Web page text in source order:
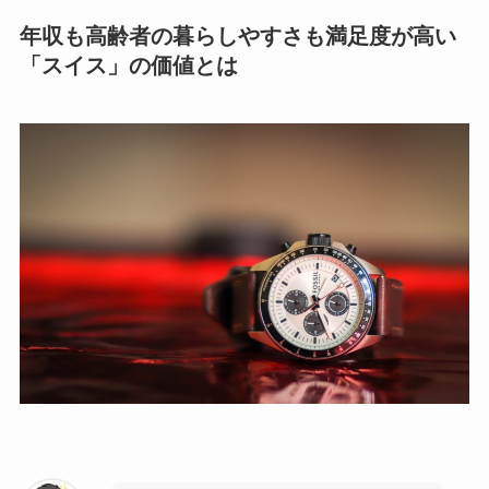
年収も高齢者の暮らしやすさも満足度が高い
「スイス」の価値とは